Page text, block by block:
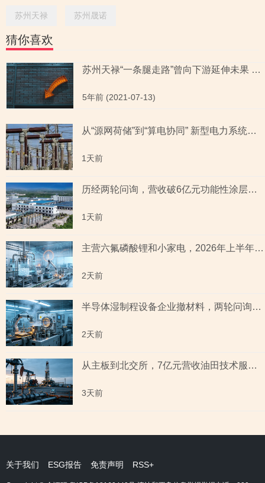
苏州天禄 苏州晟诺
猜你喜欢
苏州天禄“一条腿走路”曾向下游延伸未果 新技术布局或“失先机”
5年前 (2021-07-13)
从“源网荷储”到“算电协同” 新型电力系统指数全景透视六大赛道
1天前
历经两轮问询，营收破6亿元功能性涂层材料企业“撤稿”，应收账款坏账计提充分性及销售费用率低于同行均值合理性遭“连环问”
1天前
主营六氟磷酸锂和小家电，2026年上半年预测盈利超2亿元，虚增收入被ST背后子公司未完成业绩承诺
2天前
半导体湿制程设备企业撤材料，两轮问询聚焦收入确认时点准确性，原材料采购公允性引关注
2天前
从主板到北交所，7亿元营收油田技术服务商两次撤单，募投项目必要性与核心技术竞争力遭“拷问”
3天前
关于我们 ESG报告 免责声明 RSS+